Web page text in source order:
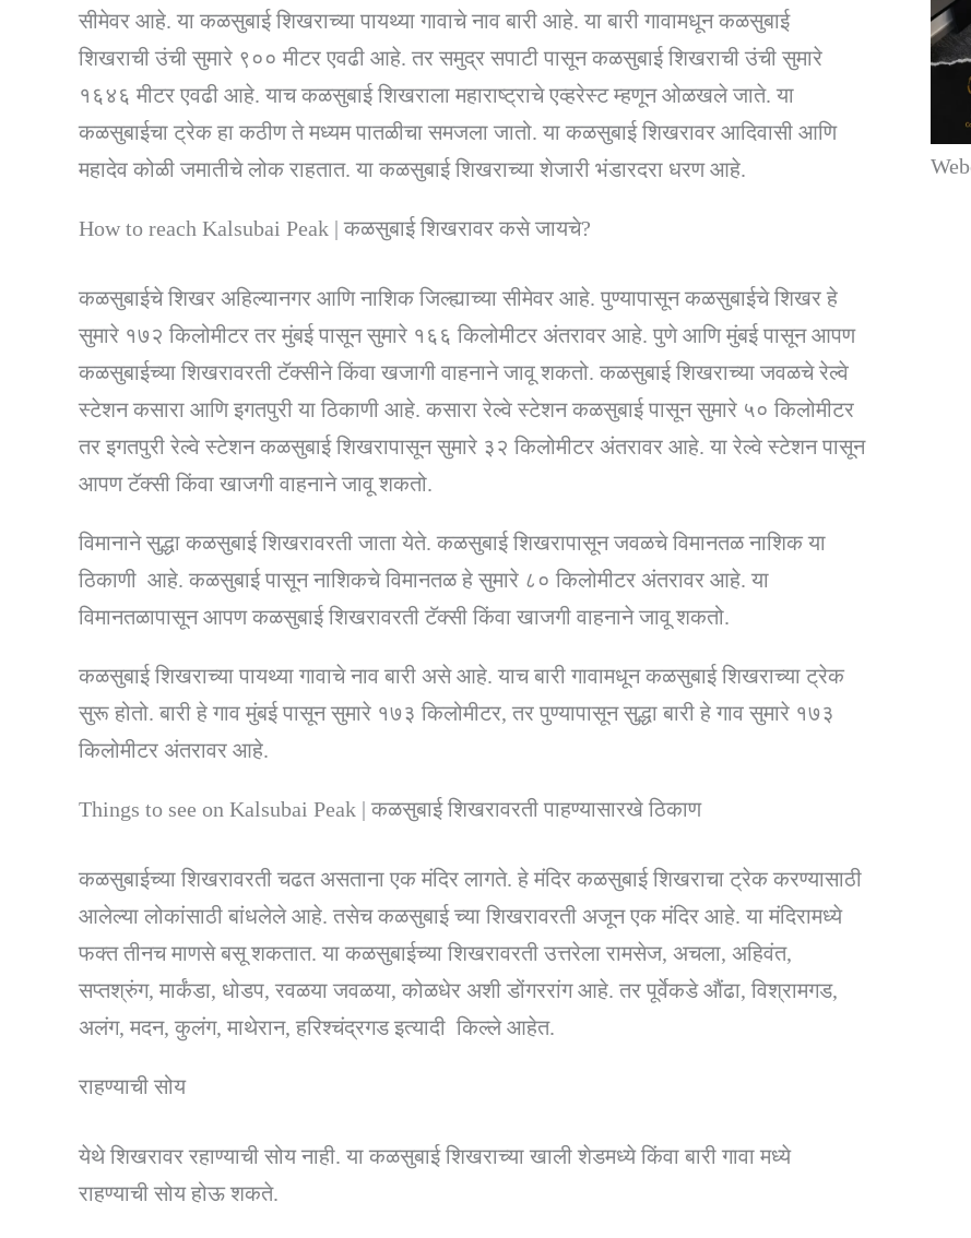
सीमेवर आहे. या कळसुबाई शिखराच्या पायथ्या गावाचे नाव बारी आहे. या बारी गावामधून कळसुबाई
शिखराची उंची सुमारे ९०० मीटर एवढी आहे. तर समुद्र सपाटी पासून कळसुबाई शिखराची उंची सुमारे
१६४६ मीटर एवढी आहे. याच कळसुबाई शिखराला महाराष्ट्राचे एव्हरेस्ट म्हणून ओळखले जाते. या
कळसुबाईचा ट्रेक हा कठीण ते मध्यम पातळीचा समजला जातो. या कळसुबाई शिखरावर आदिवासी आणि
महादेव कोळी जमातीचे लोक राहतात. या कळसुबाई शिखराच्या शेजारी भंडारदरा धरण आहे.
How to reach Kalsubai Peak | कळसुबाई शिखरावर कसे जायचे?
कळसुबाईचे शिखर अहिल्यानगर आणि नाशिक जिल्ह्याच्या सीमेवर आहे. पुण्यापासून कळसुबाईचे शिखर हे
सुमारे १७२ किलोमीटर तर मुंबई पासून सुमारे १६६ किलोमीटर अंतरावर आहे. पुणे आणि मुंबई पासून आपण
कळसुबाईच्या शिखरावरती टॅक्सीने किंवा खजागी वाहनाने जावू शकतो. कळसुबाई शिखराच्या जवळचे रेल्वे
स्टेशन कसारा आणि इगतपुरी या ठिकाणी आहे. कसारा रेल्वे स्टेशन कळसुबाई पासून सुमारे ५० किलोमीटर
तर इगतपुरी रेल्वे स्टेशन कळसुबाई शिखरापासून सुमारे ३२ किलोमीटर अंतरावर आहे. या रेल्वे स्टेशन पासून
आपण टॅक्सी किंवा खाजगी वाहनाने जावू शकतो.
विमानाने सुद्धा कळसुबाई शिखरावरती जाता येते. कळसुबाई शिखरापासून जवळचे विमानतळ नाशिक या
ठिकाणी आहे. कळसुबाई पासून नाशिकचे विमानतळ हे सुमारे ८० किलोमीटर अंतरावर आहे. या
विमानतळापासून आपण कळसुबाई शिखरावरती टॅक्सी किंवा खाजगी वाहनाने जावू शकतो.
कळसुबाई शिखराच्या पायथ्या गावाचे नाव बारी असे आहे. याच बारी गावामधून कळसुबाई शिखराच्या ट्रेक
सुरू होतो. बारी हे गाव मुंबई पासून सुमारे १७३ किलोमीटर, तर पुण्यापासून सुद्धा बारी हे गाव सुमारे १७३
किलोमीटर अंतरावर आहे.
Things to see on Kalsubai Peak | कळसुबाई शिखरावरती पाहण्यासारखे ठिकाण
कळसुबाईच्या शिखरावरती चढत असताना एक मंदिर लागते. हे मंदिर कळसुबाई शिखराचा ट्रेक करण्यासाठी
आलेल्या लोकांसाठी बांधलेले आहे. तसेच कळसुबाई च्या शिखरावरती अजून एक मंदिर आहे. या मंदिरामध्ये
फक्त तीनच माणसे बसू शकतात. या कळसुबाईच्या शिखरावरती उत्तरेला रामसेज, अचला, अहिवंत,
सप्तश्रुंग, मार्कंडा, धोडप, रवळया जवळया, कोळधेर अशी डोंगररांग आहे. तर पूर्वेकडे औंढा, विश्रामगड,
अलंग, मदन, कुलंग, माथेरान, हरिश्चंद्रगड इत्यादी किल्ले आहेत.
राहण्याची सोय
येथे शिखरावर रहाण्याची सोय नाही. या कळसुबाई शिखराच्या खाली शेडमध्ये किंवा बारी गावा मध्ये
राहण्याची सोय होऊ शकते.